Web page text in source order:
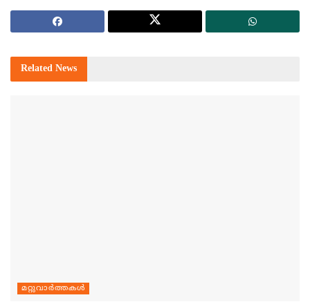
Related News
മറ്റുവാര്‍ത്തകള്‍